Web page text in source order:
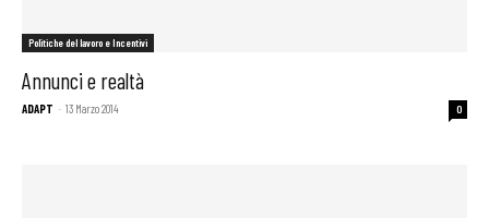
Politiche del lavoro e Incentivi
Annunci e realtà
ADAPT - 13 Marzo 2014 0